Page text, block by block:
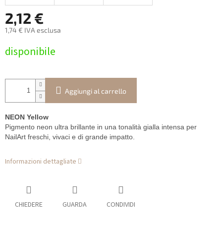
2,12 €
1,74 € IVA esclusa
della
disponibile
Aggiungi al carrello
NEON Yellow
Pigmento neon ultra brillante in una tonalità gialla intensa per
NailArt freschi, vivaci e di grande impatto.
Informazioni dettagliate
CHIEDERE GUARDA CONDIVIDI